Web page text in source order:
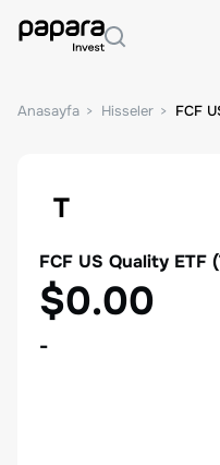
Anasayfa Hisseler FCF
T
FCF US Quality ETF (
$0.00
-